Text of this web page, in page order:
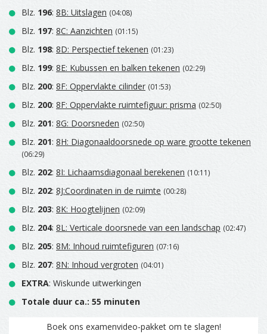
Blz. 196: 8B: Uitslagen (04:08)
Blz. 197: 8C: Aanzichten (01:15)
Blz. 198: 8D: Perspectief tekenen (01:23)
Blz. 199: 8E: Kubussen en balken tekenen (02:29)
Blz. 200: 8F: Oppervlakte cilinder (01:53)
Blz. 200: 8F: Oppervlakte ruimtefiguur: prisma (02:50)
Blz. 201: 8G: Doorsneden (02:50)
Blz. 201: 8H: Diagonaaldoorsnede op ware grootte tekenen
(06:29)
Blz. 202: 8I: Lichaamsdiagonaal berekenen (10:11)
Blz. 202: 8J:Coordinaten in de ruimte (00:28)
Blz. 203: 8K: Hoogtelijnen (02:09)
Blz. 204: 8L: Verticale doorsnede van een landschap (02:47)
Blz. 205: 8M: Inhoud ruimtefiguren (07:16)
Blz. 207: 8N: Inhoud vergroten (04:01)
EXTRA: Wiskunde uitwerkingen
Totale duur ca.: 55 minuten
Boek ons examenvideo-pakket om te slagen!